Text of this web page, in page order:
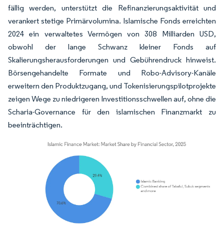
fällig werden, unterstützt die Refinanzierungsaktivität und
verankert stetige Primärvolumina. Islamische Fonds erreichten
2024 ein verwaltetes Vermögen von 308 Milliarden USD,
obwohl der lange Schwanz kleiner Fonds auf
Skalierungsherausforderungen und Gebührendruck hinweist.
Börsengehandelte Formate und Robo-Advisory-Kanäle
erweitern den Produktzugang, und Tokenisierungspilotprojekte
zeigen Wege zu niedrigeren Investitionsschwellen auf, ohne die
Scharia-Governance für den islamischen Finanzmarkt zu
beeinträchtigen.